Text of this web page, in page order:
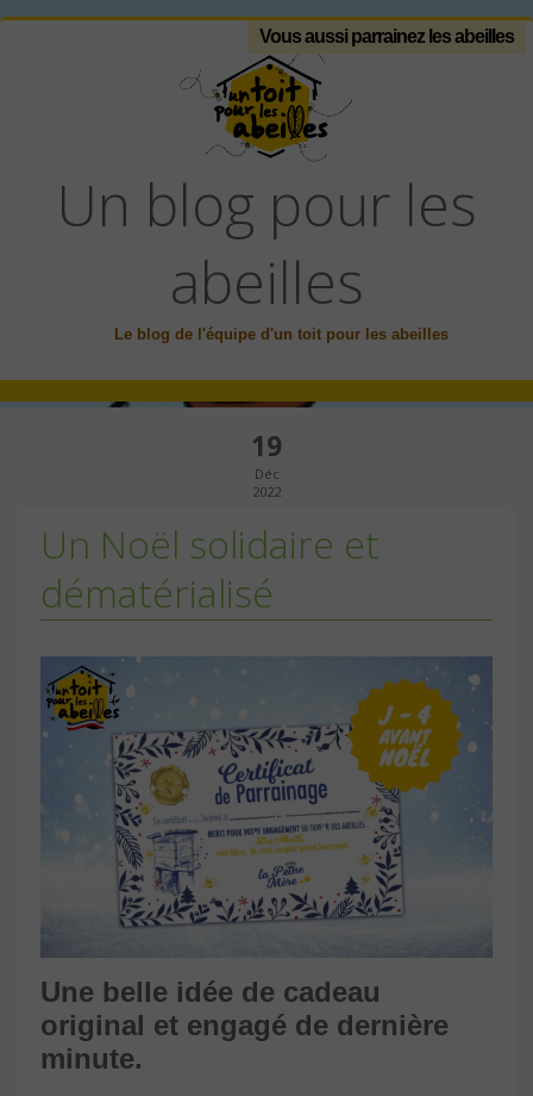
Vous aussi parrainez les abeilles
Un blog pour les
abeilles
Le blog de l'équipe d'un toit pour les abeilles
19
Déc
2022
Un Noël solidaire et
dématérialisé
Une belle idée de cadeau
original et engagé de dernière
minute.